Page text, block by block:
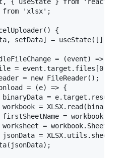
from 'xlsx' ;
( ) {
setData] = useState([]);
= (event) => {
= event.target . files [0
= new FileReader();
= (e) => {
binaryData = e.target . result
workbook = XLSX. read
firstSheetName = workbook.
worksheet = workbook. Sheets
jsonData = XLSX. utils .
(jsonData);